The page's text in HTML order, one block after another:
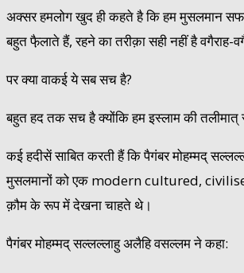
अक्सर हमलोग खुद ही कहते है कि हम मुसलमान
बहुत फै़लाते हैं, रहने का तरीक़ा सही नहीं है वगैराह-
पर क्या वाकई ये सब सच है?
बहुत हद तक सच है क्योंकि हम इस्लाम की तलीमात्
कई हदीसें साबित करती हैं कि पैगंबर मोहम्मद्
मुसलमानों को एक modern cultured,
क़ौम के रूप में देखना चाहते थे।
पैगंबर मोहम्मद् सल्लल्लाहु अलैहि वसल्लम ने कहा: